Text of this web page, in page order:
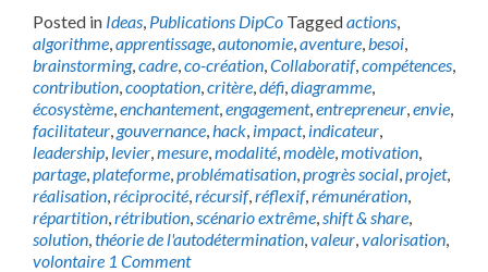
Posted in Ideas, Publications DipCo Taggedactions,
algorithme,apprentissage,autonomie,aventure,besoi,
brainstorming,cadre,co-création,Collaboratif,compétences,
contribution,cooptation,critère,défi,diagramme,
écosystème,enchantement,engagement,entrepreneur,envie,
facilitateur,gouvernance,hack, impact, indicateur,
leadership, levier,mesure,modalité,modèle,motivation,
partage,plateforme,problématisation,progrès social,projet,
réalisation,réciprocité,récursif,réflexif,rémunération,
répartition,rétribution,scénario extrême,shift & share,
solution,théorie de l'autodétermination,valeur,valorisation,
volontaire 1 Comment